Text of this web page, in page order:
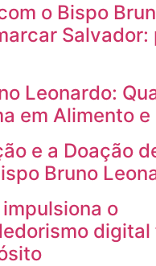
o Bispo
Salvador:
Leonardo:
em Alimento e
e a Doação
Bruno
o
digital